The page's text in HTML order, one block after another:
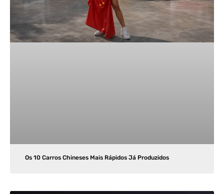
Os 10 Carros Chineses Mais Rápidos Já Produzidos